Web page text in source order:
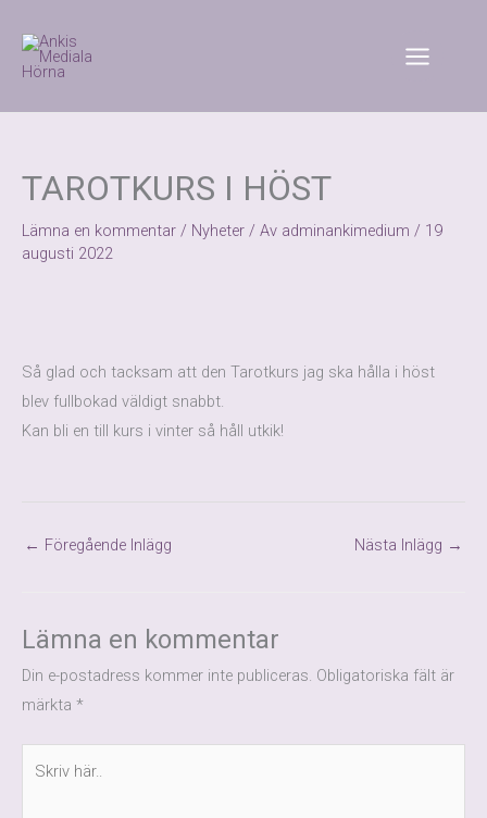
innehåll
TAROTKURS I HÖST
Lämna en kommentar / Nyheter / Av adminankimedium / 19
augusti 2022
Så glad och tacksam att den Tarotkurs jag ska hålla i höst
blev fullbokad väldigt snabbt.
Kan bli en till kurs i vinter så håll utkik!
← Föregående Inlägg Nästa Inlägg →
Lämna en kommentar
Din e-postadress kommer inte publiceras. Obligatoriska fält är
märkta *